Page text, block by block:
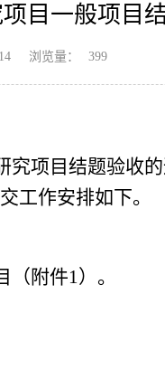
目一般项目
浏览量： 399
项目结题验收
工作安排如下。
附件1）。